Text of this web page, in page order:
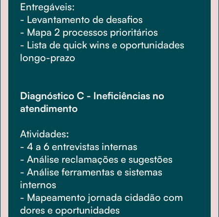
Entregáveis:
- Levantamento de desafios
- Mapa 2 processos prioritários
- Lista de quick wins e oportunidades
longo-prazo
Diagnóstico C - Ineficiências no
atendimento
Atividades:
- 4 a 6 entrevistas internas
- Análise reclamações e sugestões
- Análise ferramentas e sistemas
internos
- Mapeamento jornada cidadão com
dores e oportunidades